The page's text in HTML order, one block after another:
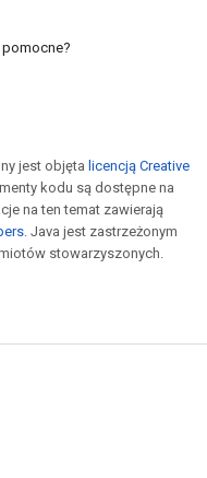
pomocne?
jest objęta licencją Creative
kodu są dostępne na
na ten temat zawierają
. Java jest zastrzeżonym
stowarzyszonych.